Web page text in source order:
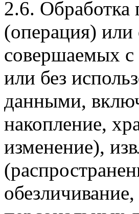
2.6. Обработка
(операция) или
совершаемых с
или без
данными,
накопление,
изменение),